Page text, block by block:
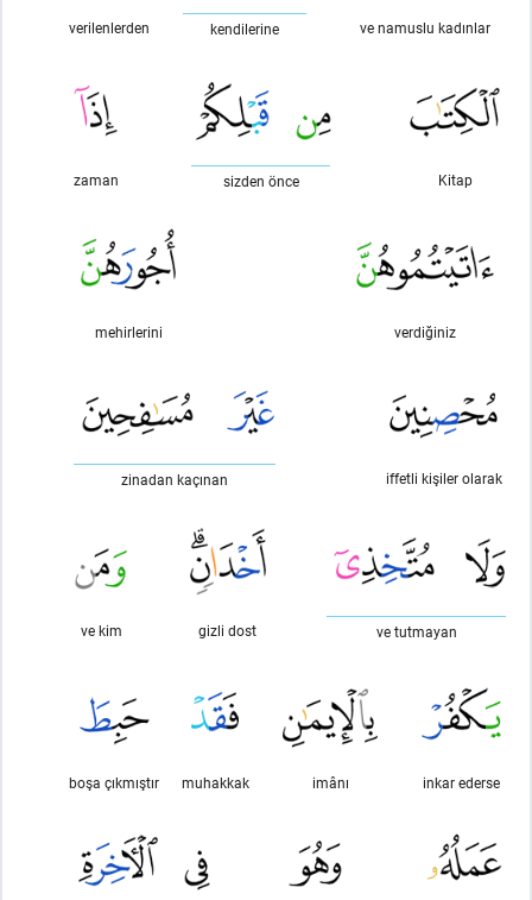
ve namuslu kadınlar
kendilerine
verilenlerden
Kitap
sizden önce
zaman
verdiğiniz
mehirlerini
iffetli kişiler olarak
zinadan kaçınan
ve tutmayan
gizli dost
ve kim
inkar ederse
imânı
muhakkak
boşa çıkmıştır